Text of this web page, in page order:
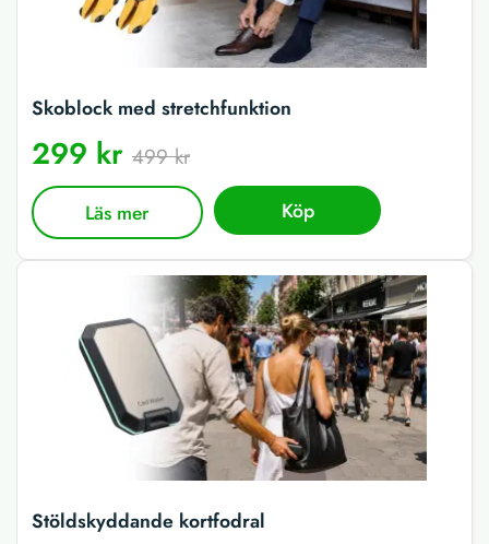
Skoblock med stretchfunktion
299 kr 499 kr
Läs mer Köp
Stöldskyddande kortfodral